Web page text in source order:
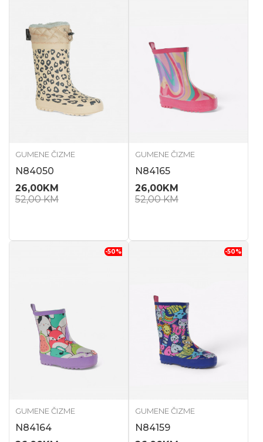
GUMENE ČIZME
N84050
26,00KM
52,00KM
GUMENE ČIZME
N84165
26,00KM
52,00KM
-50%
GUMENE ČIZME
N84164
-50%
GUMENE ČIZME
N84159